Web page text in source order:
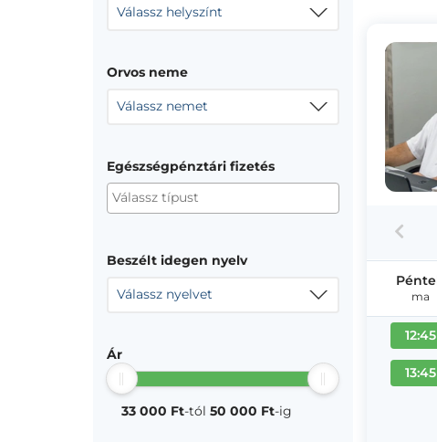
Válassz helyszínt
Orvos neme
Válassz nemet
Egészségpénztári fizetés
Beszélt idegen nyelv
Válassz nyelvet
Ár
33 000 Ft-tól 50 000 Ft-ig
ma
12:45
13:45